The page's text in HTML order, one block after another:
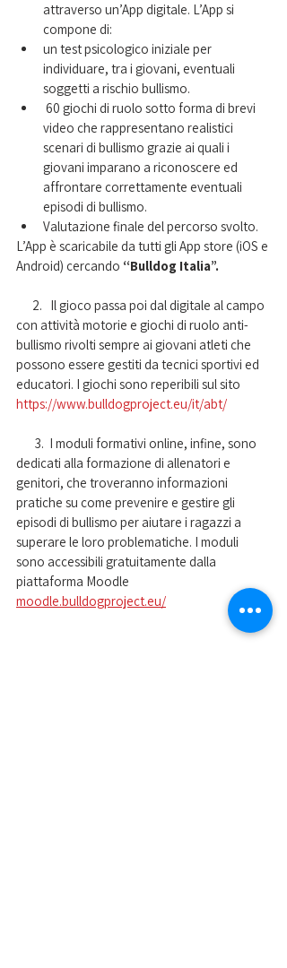
attraverso un’App digitale. L’App si
compone di:
un test psicologico iniziale per
individuare, tra i giovani, eventuali
soggetti a rischio bullismo.
60 giochi di ruolo sotto forma di brevi
video che rappresentano realistici
scenari di bullismo grazie ai quali i
giovani imparano a riconoscere ed
affrontare correttamente eventuali
episodi di bullismo.
Valutazione finale del percorso svolto.
L’App è scaricabile da tutti gli App store (iOS e
Android) cercando “Bulldog Italia”.
con attività motorie e giochi di ruolo anti-
bullismo rivolti sempre ai giovani atleti che
possono essere gestiti da tecnici sportivi ed
educatori. I giochi sono reperibili sul sito
https://www.bulldogproject.eu/it/abt/
dedicati alla formazione di allenatori e
genitori, che troveranno informazioni
pratiche su come prevenire e gestire gli
episodi di bullismo per aiutare i ragazzi a
superare le loro problematiche. I moduli
sono accessibili gratuitamente dalla
piattaforma Moodle
moodle.bulldogproject.eu/